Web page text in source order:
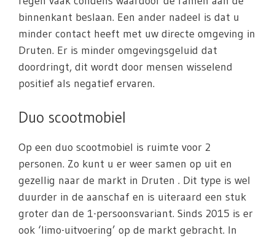
binnenkant beslaan. Een ander nadeel is dat u
minder contact heeft met uw directe omgeving in
Druten. Er is minder omgevingsgeluid dat
doordringt, dit wordt door mensen wisselend
positief als negatief ervaren.
Duo scootmobiel
Op een duo scootmobiel is ruimte voor 2
personen. Zo kunt u er weer samen op uit en
gezellig naar de markt in Druten . Dit type is wel
duurder in de aanschaf en is uiteraard een stuk
groter dan de 1-persoonsvariant. Sinds 2015 is er
ook ‘limo-uitvoering’ op de markt gebracht. In